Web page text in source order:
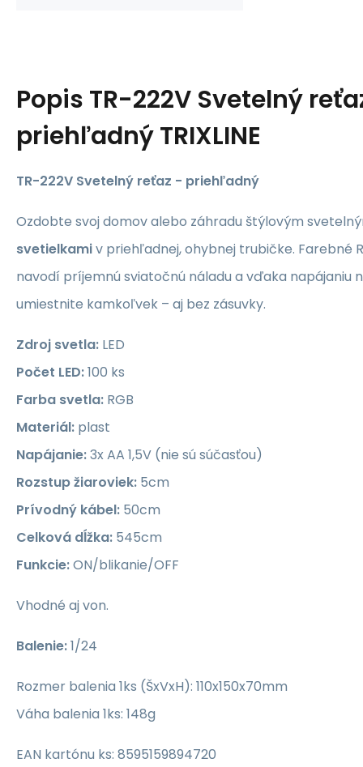
Popis TR-222V Svetelný
priehľadný TRIXLINE
TR-222V Svetelný reťaz - priehľadný
Ozdobte svoj domov alebo záhradu štýlovým
svetielkamiv priehľadnej, ohybnej trubičke. Farebné
navodí príjemnú sviatočnú náladu a vďaka napájaniu
umiestnite kamkoľvek – aj bez zásuvky.
Zdroj svetla: LED
Počet LED:100 ks
Farba svetla: RGB
Materiál: plast
Napájanie:3x AA 1,5V (nie sú súčasťou)
Rozstup žiaroviek: 5cm
Prívodný kábel: 50cm
Celková dĺžka: 545cm
Funkcie:ON/blikanie/OFF
Vhodné aj von.
Balenie:1/24
Rozmer balenia 1ks (ŠxVxH): 110x150x70mm
Váha balenia 1ks: 148g
EAN kartónu ks: 8595159894720